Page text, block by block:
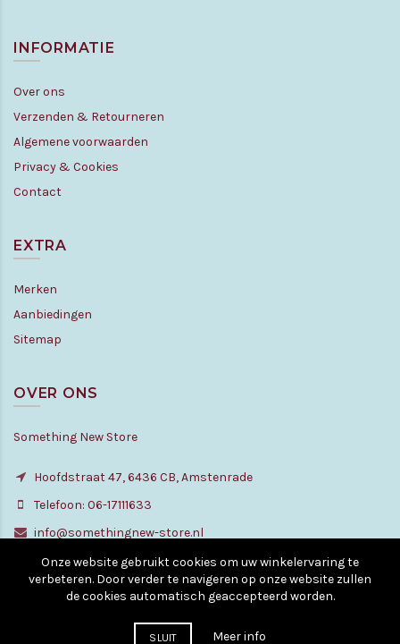
INFORMATIE
Over ons
Verzenden & Retourneren
Algemene voorwaarden
Privacy & Cookies
Contact
EXTRA
Merken
Aanbiedingen
Sitemap
OVER ONS
Something New Store
Hoofdstraat 47, 6436 CB, Amstenrade
Telefoon: 06-17111633
info@somethingnew-store.nl
© Copyright - All rights reserved. 2010 - 2026
Onze website gebruikt cookies om uw winkelervaring te
verbeteren. Door verder te navigeren op onze website zullen
de cookies automatisch geaccepteerd worden.
SLUIT Meer info